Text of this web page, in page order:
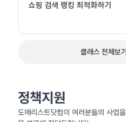
쇼핑 검색 랭킹 최적화하기
클래스 전체보기
정책지원
도매리스트닷컴이 여러분들의 사업